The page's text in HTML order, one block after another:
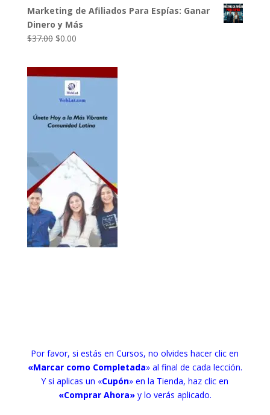
original
era:
$37.00.
actual
es:
$0.00.
Marketing de Afiliados Para Espías: Ganar
Dinero y Más
$37.00 El
original
era:
$37.00.
$0.00El
actual
es:
$0.00.
Por favor, si estás en Cursos, no olvides hacer clic en
«Marcar como Completada» al final de cada lección.
Y si aplicas un «Cupón» en la Tienda, haz clic en
«Comprar Ahora»y lo verás aplicado.